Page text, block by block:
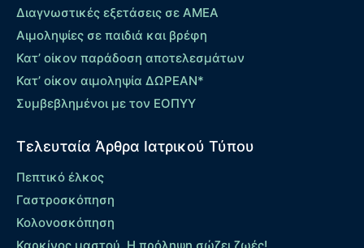
Διαγνωστικές εξετάσεις σε ΑΜΕΑ
Αιμοληψίες σε παιδιά και βρέφη
Κατ’ οίκον παράδοση αποτελεσμάτων
Κατ’ οίκον αιμοληψία ΔΩΡΕΑΝ*
Συμβεβλημένοι με τον ΕΟΠΥΥ
Τελευταία Άρθρα Ιατρικού Τύπου
Πεπτικό έλκος
Γαστροσκόπηση
Κολονοσκόπηση